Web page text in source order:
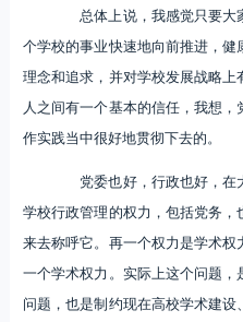
总体上说，我感觉只要大
个学校的事业快速地向前推进，
理念和追求，并对学校发展战略
人之间有一个基本的信任，我想
作实践当中很好地贯彻下去的。
党委也好，行政也好，在
学校行政管理的权力，包括党务
来去称呼它。再一个权力是学术
一个学术权力。实际上这个问题
问题，也是制约现在高校学术建